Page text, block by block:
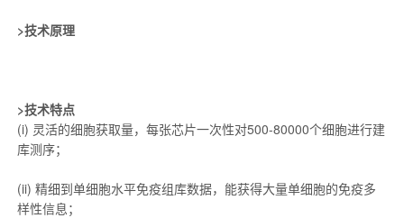
>技术原理
>技术特点
(i) 灵活的细胞获取量，每张芯片一次性对500-80000个细胞进行建
库测序；
(ii) 精细到单细胞水平免疫组库数据，能获得大量单细胞的免疫多
样性信息；